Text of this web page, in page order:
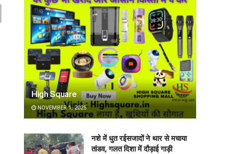
High Square
NOVEMBER 1, 2025
नशे में धुत रईसजादों ने थार से मचाया
तांडव, गलत दिशा में दौड़ाई गाड़ी